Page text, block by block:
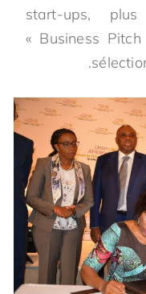
start-ups,
« Business